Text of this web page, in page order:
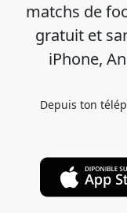
matchs de
gratuit et
iPhone,
Depuis ton